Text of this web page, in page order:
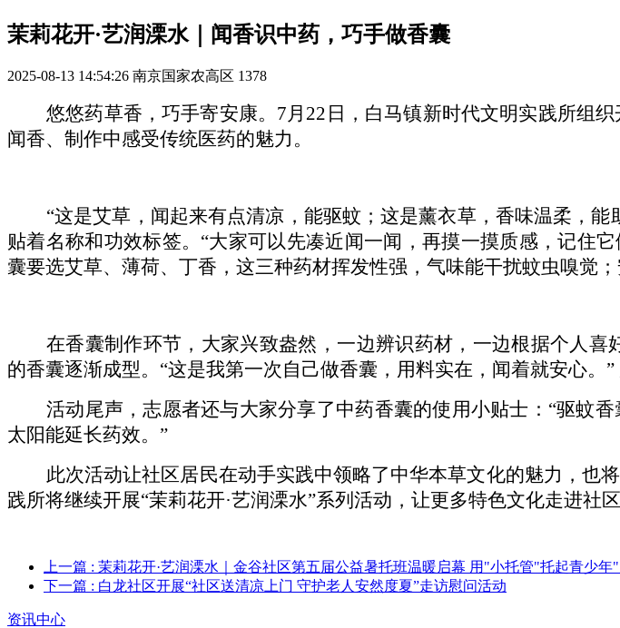
茉莉花开·艺润溧水｜闻香识中药，巧手做香囊
2025-08-13 14:54:26 南京国家农高区 1378
悠悠药草香，巧手寄安康。 7月22日，白马镇新时代文明实践所组
闻香、制作中感受传统医药的魅力。
“这是艾草，闻起来有点清凉，能驱蚊；这是薰衣草，香味温柔，
贴着名称和功效标签。“大家可以先凑近闻一闻，再摸一摸质感，记住
囊要选艾草、薄荷、丁香，这三种药材挥发性强，气味能干扰蚊虫嗅觉
在香囊制作环节，大家兴致盎然，一边辨识药材，一边根据个人喜
的香囊逐渐成型。“这是我第一次自己做香囊，用料实在，闻着就安心。
活动尾声，志愿者还与大家分享了中药香囊的使用小贴士： “驱蚊
太阳能延长药效。”
此次活动让社区居民在动手实践中领略了中华本草文化的魅力，也
践所将继续开展“茉莉花开·艺润溧水”系列活动，让更多特色文化走进社
上一篇 : 茉莉花开·艺润溧水｜金谷社区第五届公益暑托班温暖启幕 用"小托管"托起青少年
下一篇 : 白龙社区开展“社区送清凉上门 守护老人安然度夏”走访慰问活动
资讯中心